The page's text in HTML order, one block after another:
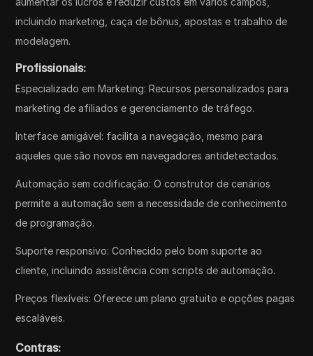
incluindo marketing, caça de bônus, apostas e trabalho de
modelagem.
Profissionais:
Especializado em Marketing: Recursos personalizados para
marketing de afiliados e gerenciamento de tráfego.
Interface amigável: facilita a navegação, mesmo para
aqueles que são novos em navegadores antidetectados.
Automação sem codificação: O construtor de cenários
permite a automação sem a necessidade de conhecimento
de programação.
Suporte responsivo: Conhecido pelo bom suporte ao
cliente, incluindo assistência com scripts de automação.
Preços flexíveis: Oferece um plano gratuito e opções pagas
escaláveis.
Contras: